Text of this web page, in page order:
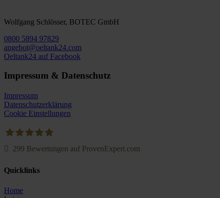
Wolfgang Schlösser, BOTEC GmbH
0800 5894 97829
angebot@oeltank24.com
Oeltank24 auf Facebook
Impressum & Datenschutz
Impressum
Datenschutzerklärung
Cookie Einstellungen
299 Bewertungen auf ProvenExpert.com
Quicklinks
Home